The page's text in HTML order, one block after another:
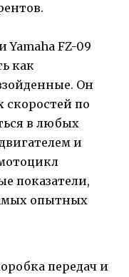
Yamaha FZ-09
как
Он
скоростей по
в любых
и
показатели,
опытных
передач и